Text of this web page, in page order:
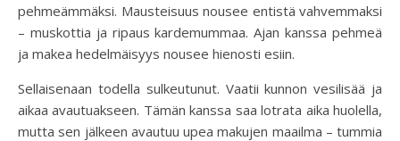
pehmeämmäksi. Mausteisuus nousee entistä vahvemmaksi
– muskottia ja ripaus kardemummaa. Ajan kanssa pehmeä
ja makea hedelmäisyys nousee hienosti esiin.
Sellaisenaan todella sulkeutunut. Vaatii kunnon vesilisää ja
aikaa avautuakseen. Tämän kanssa saa lotrata aika huolella,
mutta sen jälkeen avautuu upea makujen maailma – tummia